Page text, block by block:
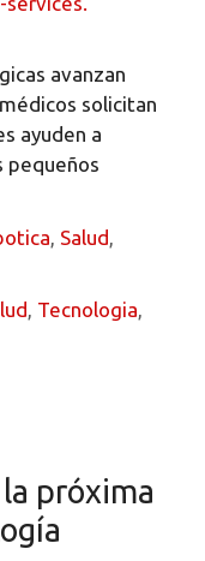
avanzan
solicitan
ayuden a
pequeños
, Salud,
, Tecnologia,
próxima